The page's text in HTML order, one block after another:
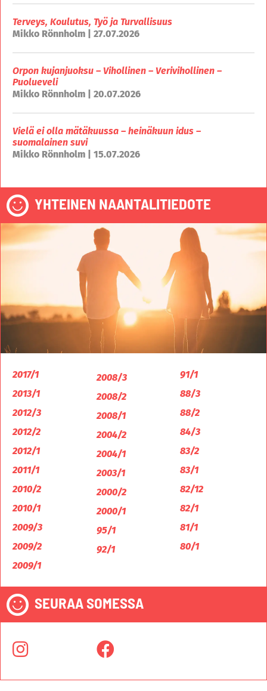
Terveys, Koulutus, Työ ja Turvallisuus
Mikko Rönnholm | 27.07.2026
Orpon kujanjuoksu – Vihollinen – Verivihollinen –
Puolueveli
Mikko Rönnholm | 20.07.2026
Vielä ei olla mätäkuussa – heinäkuun idus –
suomalainen suvi
Mikko Rönnholm | 15.07.2026
YHTEINEN NAANTALITIEDOTE
2017/1
2013/1
2012/3
2012/2
2012/1
2011/1
2010/2
2010/1
2009/3
2009/2
2009/1
2008/3
2008/2
2008/1
2004/2
2004/1
2003/1
2000/2
2000/1
95/1
92/1
91/1
88/3
88/2
84/3
83/2
83/1
82/12
82/1
81/1
80/1
SEURAA SOMESSA